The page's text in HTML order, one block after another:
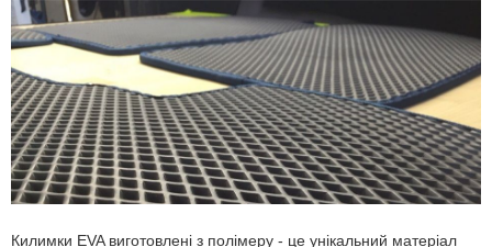
Килимки EVA виготовлені з полімеру - це унікальний матеріал